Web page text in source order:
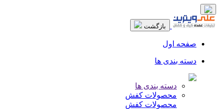
بازگشت
صفحه اول
دسته بندی ها
دسته بندی ها
محصولات کفش
محصولات کفش